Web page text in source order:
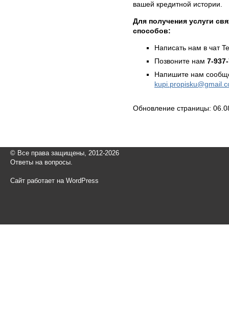
вашей кредитной истории.
Для получения услуги
способов:
Написать нам в чат
Позвоните нам 7-
Напишите нам
Обновление страницы:
© Все права защищены, 2012-2026
Ответы на вопросы.
Сайт работает на WordPress